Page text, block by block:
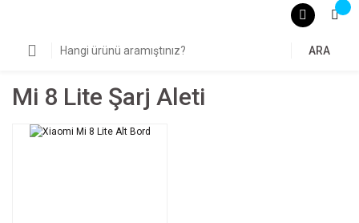
ARA
Mi 8 Lite Şarj Aleti